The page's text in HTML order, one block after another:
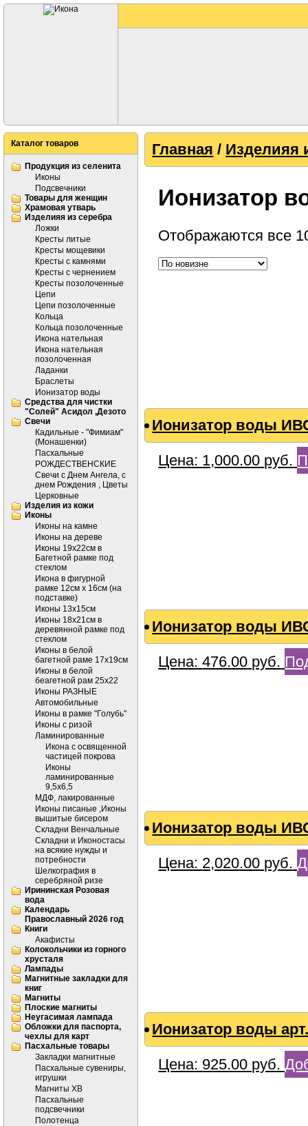
Каталог товаров
Продукция из селенита
Иконы
Подсвечники
Товары для женщин
Храмовая утварь
Изделияя из серебра
Ложки
Кресты литые
Кресты мощевики
Кресты с камнями
Кресты с чернением
Кресты позолоченные
Цепи
Цепи позолоченные
Кольца
Кольца позолоченные
Икона нательная
Икона нательная
позолоченная
Ладанки
Браслеты
Ионизатор воды
Средства для чистки
"Солей" Асидол ,Дезото
Cвечи
Кадильные - "Фимиам"
(Монашенки)
Пасхальные
РОЖДЕСТВЕНСКИЕ
Свечи с Днем Ангела, с
днем Рождения , Цветы
Церковные
Изделия из кожи
Иконы
Иконы на камне
Иконы на дереве
Иконы 19х22см в
Багетной рамке под
стеклом
Икона в фигурной
рамке 12см х 16см (на
подставке)
Иконы 13х15см
Иконы 18х21см в
деревянной рамке под
стеклом
Иконы в белой
багетной раме 17х19см
Иконы в белой
беагетной рам 25х22
Иконы РАЗНЫЕ
Автомобильные
Иконы в рамке "Голубь"
Иконы с ризой
Ламинированные
Икона с освященной
частицей покрова
Иконы
ламинированные
9,5х6,5
МДФ, лакированные
Иконы писаные ,Иконы
вышитые бисером
Складни Венчальные
Складни и Иконостасы
на всякие нужды и
потребности
Шелкография в
серебряной ризе
Ирининская Розовая
вода
Календарь
Православный 2026 год
Книги
Акафисты
Колокольчики из горного
хрусталя
Лампады
Магнитные закладки для
книг
Магниты
Плоские магниты
Неугасимая лампада
Обложки для паспорта,
чехлы для карт
Пасхальные товары
Закладки магнитные
Пасхальные сувениры,
игрушки
Магниты ХВ
Пасхальные
подсвечники
Полотенца
Главная / Изделияя
Ионизатор
Отображаются все
Ионизатор воды
Цена: 1,000.00 руб.
Ионизатор воды
Цена:476.00 руб.
Ионизатор воды
Цена: 2,020.00 руб.
Ионизатор воды
Цена: 925.00 руб.